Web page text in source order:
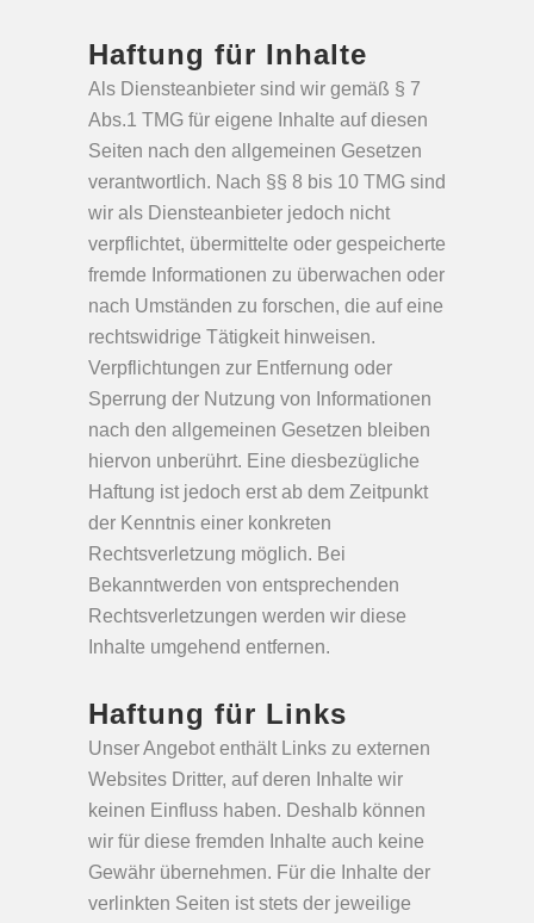
Haftung für Inhalte
Als Diensteanbieter sind wir gemäß § 7
Abs.1 TMG für eigene Inhalte auf diesen
Seiten nach den allgemeinen Gesetzen
verantwortlich. Nach §§ 8 bis 10 TMG sind
wir als Diensteanbieter jedoch nicht
verpflichtet, übermittelte oder gespeicherte
fremde Informationen zu überwachen oder
nach Umständen zu forschen, die auf eine
rechtswidrige Tätigkeit hinweisen.
Verpflichtungen zur Entfernung oder
Sperrung der Nutzung von Informationen
nach den allgemeinen Gesetzen bleiben
hiervon unberührt. Eine diesbezügliche
Haftung ist jedoch erst ab dem Zeitpunkt
der Kenntnis einer konkreten
Rechtsverletzung möglich. Bei
Bekanntwerden von entsprechenden
Rechtsverletzungen werden wir diese
Inhalte umgehend entfernen.
Haftung für Links
Unser Angebot enthält Links zu externen
Websites Dritter, auf deren Inhalte wir
keinen Einfluss haben. Deshalb können
wir für diese fremden Inhalte auch keine
Gewähr übernehmen. Für die Inhalte der
verlinkten Seiten ist stets der jeweilige